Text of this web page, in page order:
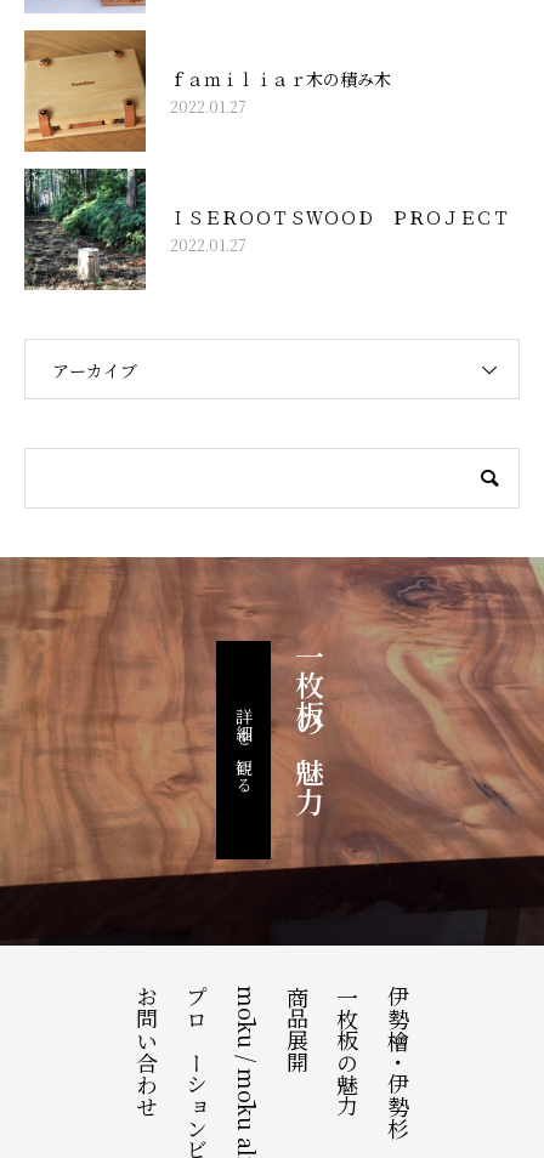
ｆａｍｉｌｉａｒ木の積み木
2022.01.27
ＩＳＥＲＯＯＴＳＷＯＯＤ ＰＲＯＪＥＣＴ
2022.01.27
アーカイブ
一枚板の魅力
詳細を観る
伊勢檜・伊勢杉について
一枚板の魅力
商品展開
mōku / mōku alfresco
プロモーションビデオ
お問い合わせ